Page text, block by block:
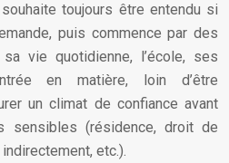
toujours être entendu si
puis commence par des
vie quotidienne, l’école, ses
en matière, loin d’être
un climat de confiance avant
sensibles (résidence, droit de
etc.).